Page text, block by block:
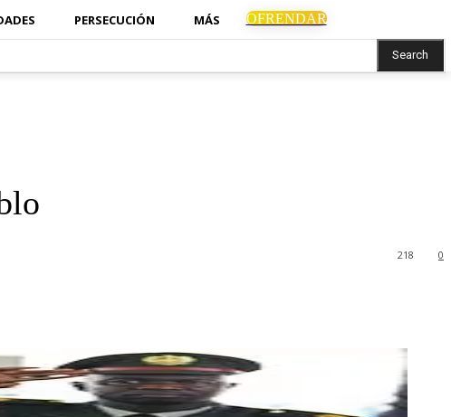
PERSECUCIÓN MÁS OFRENDAR
Search
0
218